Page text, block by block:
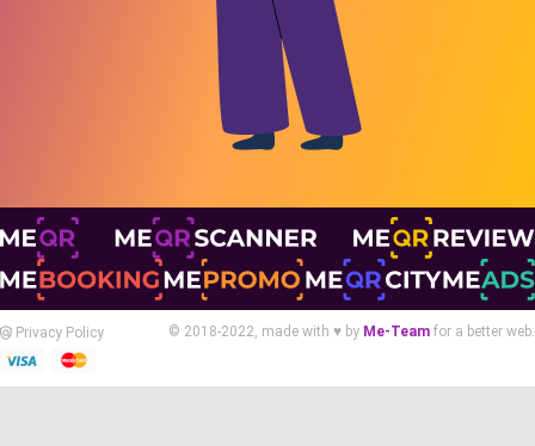
Privacy Policy © 2018-2022, made with ♥ by Me-Team for a better web.